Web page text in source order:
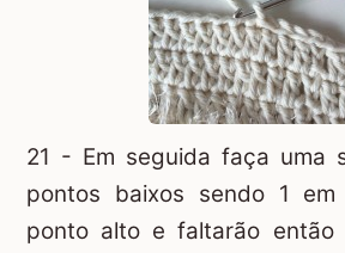
21 - Em seguida faça uma
pontos baixos sendo 1
ponto alto e faltarão então